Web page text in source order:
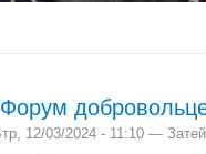
12/03/2024 - 11:10 —